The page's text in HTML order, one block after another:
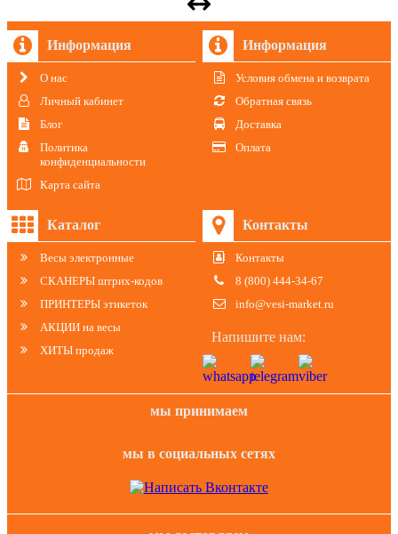
Информация
О нас
Личный кабинет
Блог
Политика
конфиденциальности
Карта сайта
Информация
Условия обмена и возврата
Обратная связь
Доставка
Оплата
Каталог
Весы электронные
СКАНЕРЫ штрих-кодов
ПРИНТЕРЫ этикеток
АКЦИИ на весы
ХИТЫ продаж
Контакты
Контакты
8 (800) 444-34-67
info@vesi-market.ru
Напишите нам:
мы принимаем
мы в социальных сетях